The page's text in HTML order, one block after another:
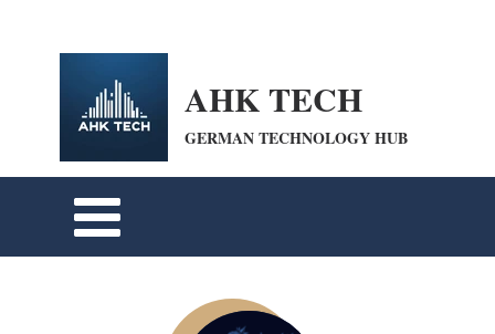
AHK TECH
GERMAN TECHNOLOGY HUB